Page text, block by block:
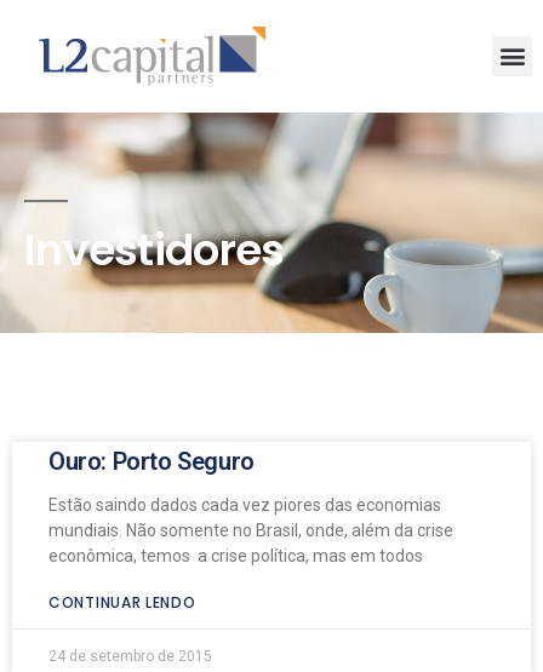
Investidores
Ouro: Porto Seguro
Estão saindo dados cada vez piores das economias
mundiais. Não somente no Brasil, onde, além da crise
econômica, temos a crise política, mas em todos
CONTINUAR LENDO
24 de setembro de 2015